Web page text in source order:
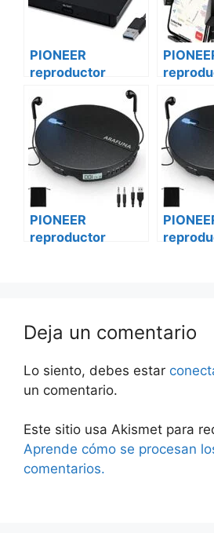
PIONEER
reproductor
deh-x500bt iveco
daily
deh-
transit
PIONEER
reproductor
Deja un comentario
Lo siento, debes estar
un comentario.
Este sitio usa Akismet para
Aprende cómo se procesan
comentarios.